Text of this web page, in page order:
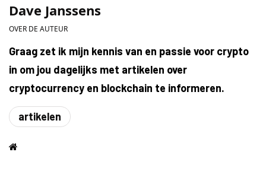
Dave Janssens
OVER DE AUTEUR
Graag zet ik mijn kennis van en passie voor crypto
in om jou dagelijks met artikelen over
cryptocurrency en blockchain te informeren.
artikelen